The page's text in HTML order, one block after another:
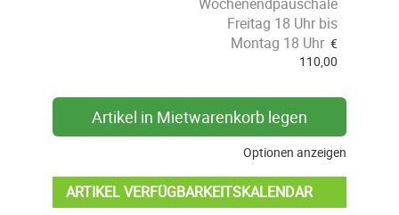
Freitag 18 Uhr bis
Montag 18 Uhr €
110,00
Artikel in Mietwarenkorb legen
Optionen anzeigen
ARTIKEL VERFÜGBARKEITSKALENDAR